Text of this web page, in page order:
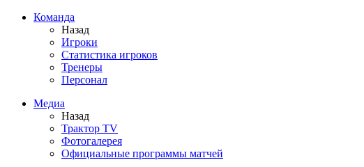
Команда
Назад
Игроки
Статистика игроков
Тренеры
Персонал
Медиа
Назад
Трактор TV
Фотогалерея
Официальные программы матчей